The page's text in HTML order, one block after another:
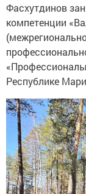
Фасхутдинов
компетенции
Республике